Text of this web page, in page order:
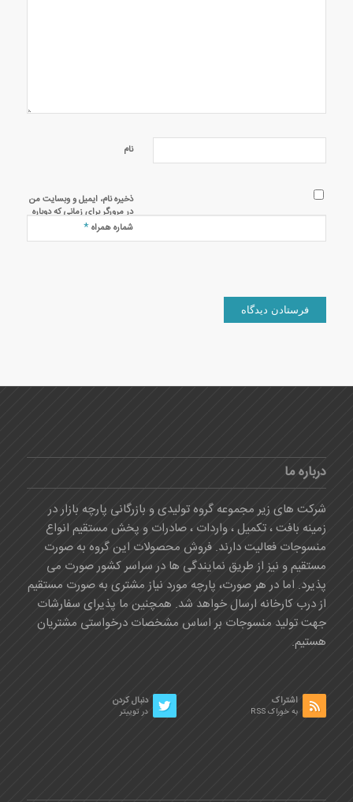
نام
ذخیره نام، ایمیل و وبسایت من
در مرورگر برای زمانی که دوباره
دیدگاهی می‌نویسم.
شماره همراه*
درباره ما
شرکت های زیر مجموعه گروه تولیدی و بازرگانی پارچه بازار در
زمینه بافت ، تکمیل ، واردات ، صادرات و پخش مستقیم انواع
منسوجات فعالیت دارند. فروش محصولات این گروه به صورت
مستقیم و نیز از طریق نمایندگی ها در سراسر کشور صورت می
پذیرد. اما در هر صورت، پارچه مورد نیاز مشتری به صورت مستقیم
از درب کارخانه ارسال خواهد شد. همچنین ما پذیرای سفارشات
جهت تولید منسوجات بر اساس مشخصات درخواستی مشتریان
هستیم.
دنبال کردن
در توییتر
اشتراک
به خوراک RSS